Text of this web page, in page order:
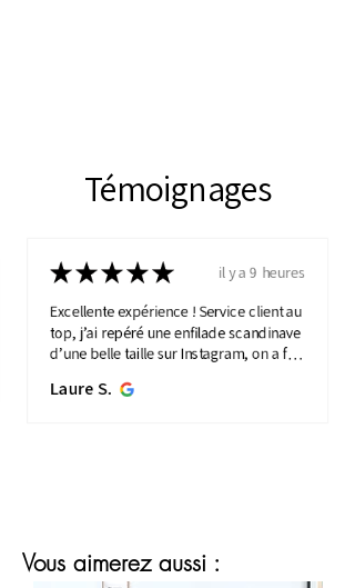
Témoignages
★★★★★
il y a 9 heures
Excellente expérience ! Service client au
top, j’ai repéré une enfilade scandinave
d’une belle taille sur Instagram, on a fait
plus...MONTRE PLUS
Laure S.
Vous aimerez aussi :